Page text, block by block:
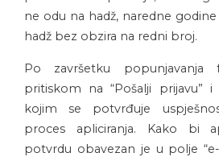
ne odu na hadž, naredne
hadž bez obzira na redni broj.
Po završetku popunjavanja
pritiskom na “Pošalji prijavu”
kojim se potvrđuje
proces apliciranja. Kako bi
potvrdu obavezan je u polje